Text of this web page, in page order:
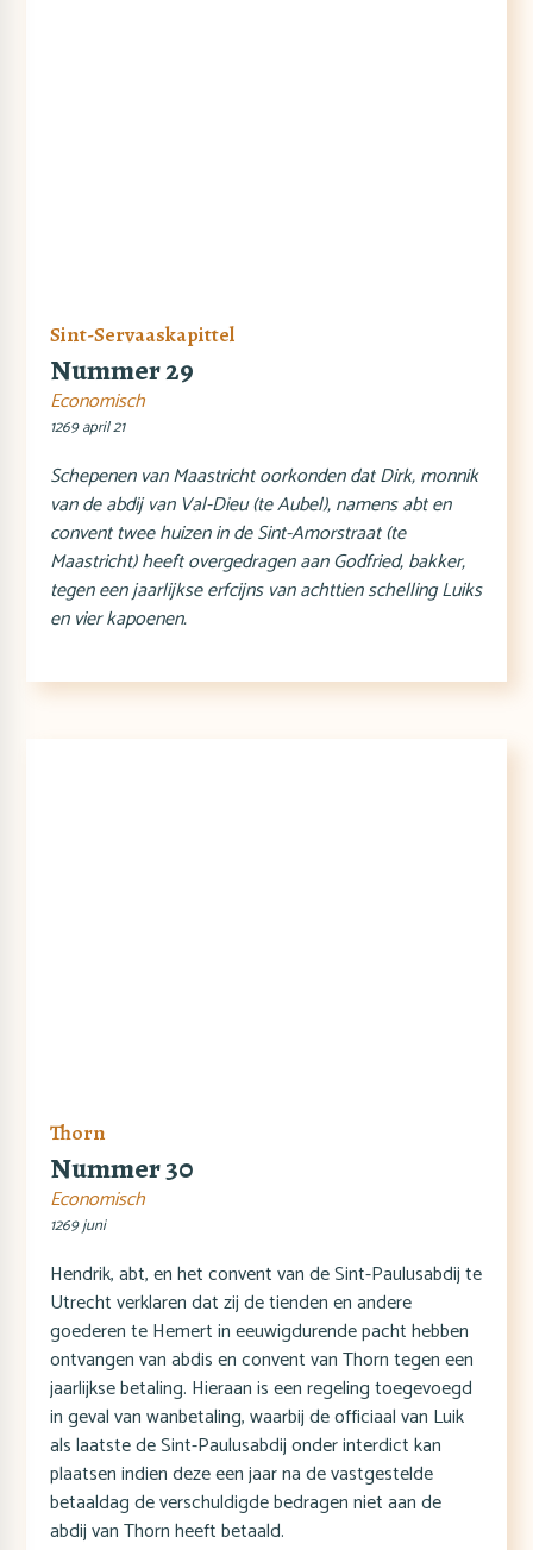
Sint-Servaaskapittel
Nummer 29
Economisch
1269 april 21
Schepenen van Maastricht oorkonden dat Dirk, monnik
van de abdij van Val-Dieu (te Aubel), namens abt en
convent twee huizen in de Sint-Amorstraat (te
Maastricht) heeft overgedragen aan Godfried, bakker,
tegen een jaarlijkse erfcijns van achttien schelling Luiks
en vier kapoenen.
Thorn
Nummer 30
Economisch
1269 juni
Hendrik, abt, en het convent van de Sint-Paulusabdij te
Utrecht verklaren dat zij de tienden en andere
goederen te Hemert in eeuwigdurende pacht hebben
ontvangen van abdis en convent van Thorn tegen een
jaarlijkse betaling. Hieraan is een regeling toegevoegd
in geval van wanbetaling, waarbij de officiaal van Luik
als laatste de Sint-Paulusabdij onder interdict kan
plaatsen indien deze een jaar na de vastgestelde
betaaldag de verschuldigde bedragen niet aan de
abdij van Thorn heeft betaald.